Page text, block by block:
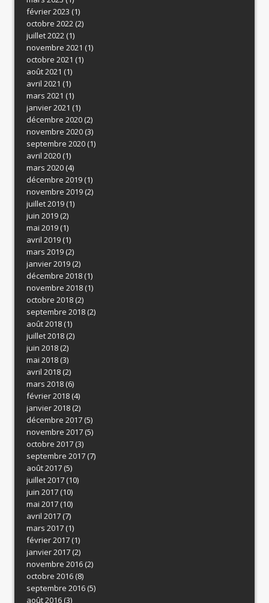
février 2023 (1)
octobre 2022(2)
juillet 2022(1)
novembre 2021 (1)
octobre 2021 (1)
août 2021 (1)
avril 2021 (1)
mars 2021 (1)
janvier 2021 (1)
décembre 2020(2)
novembre 2020(3)
septembre 2020(1)
avril 2020(1)
mars 2020(4)
décembre 2019(1)
novembre 2019(2)
juillet 2019(1)
juin 2019(2)
mai 2019(1)
avril 2019(1)
mars 2019(2)
janvier 2019(2)
décembre 2018(1)
novembre 2018(1)
octobre 2018(2)
septembre 2018(2)
août 2018(1)
juillet 2018(2)
juin 2018(2)
mai 2018(3)
avril 2018(2)
mars 2018(6)
février 2018(4)
janvier 2018(2)
décembre 2017(5)
novembre 2017(5)
octobre 2017(3)
septembre 2017(7)
août 2017(5)
juillet 2017(10)
juin 2017(10)
mai 2017(10)
avril 2017(7)
mars 2017(1)
février 2017(1)
janvier 2017(2)
novembre 2016(2)
octobre 2016(8)
septembre 2016(5)
août 2016(3)